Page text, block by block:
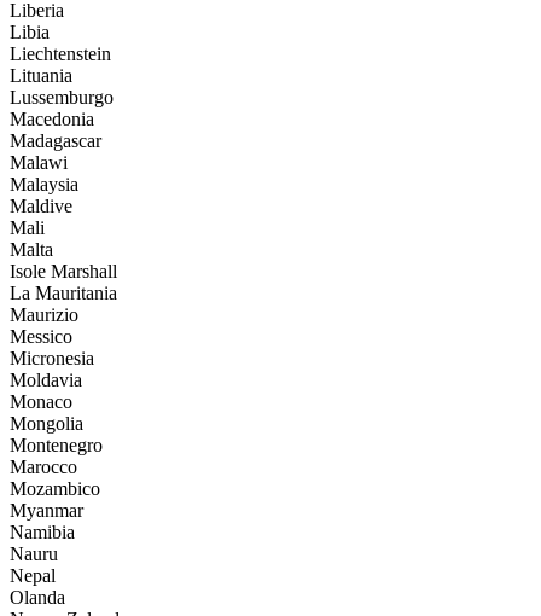
Liberia
Libia
Liechtenstein
Lituania
Lussemburgo
Macedonia
Madagascar
Malawi
Malaysia
Maldive
Mali
Malta
Isole Marshall
La Mauritania
Maurizio
Messico
Micronesia
Moldavia
Monaco
Mongolia
Montenegro
Marocco
Mozambico
Myanmar
Namibia
Nauru
Nepal
Olanda